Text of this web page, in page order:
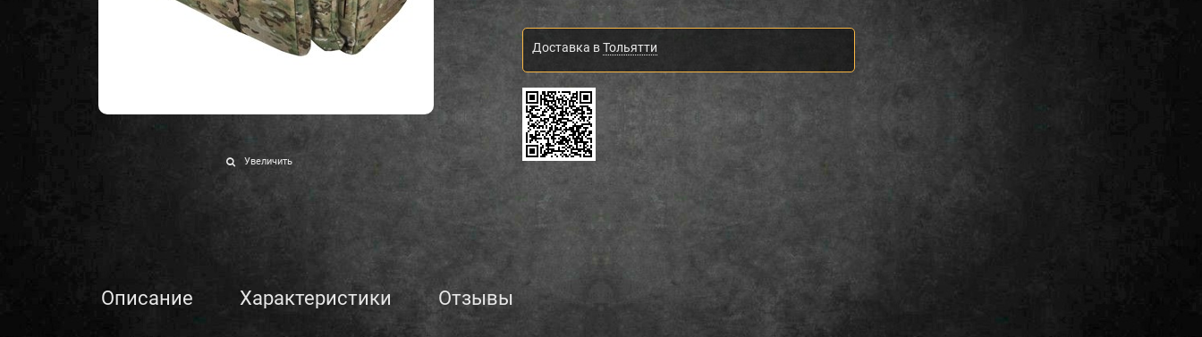
Увеличить
Доставка вТольятти
Описание Характеристики Отзывы